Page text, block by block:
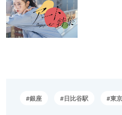
銀座 日比谷駅 東京